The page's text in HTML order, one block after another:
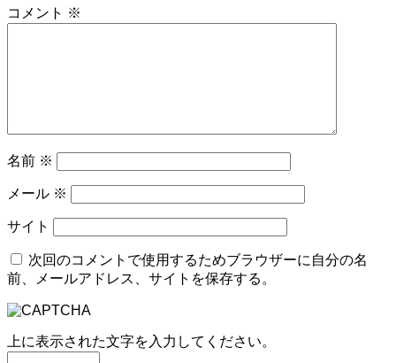
コメント ※
名前 ※
メール ※
サイト
次回のコメントで使用するためブラウザーに自分の名
前、メールアドレス、サイトを保存する。
上に表示された文字を入力してください。